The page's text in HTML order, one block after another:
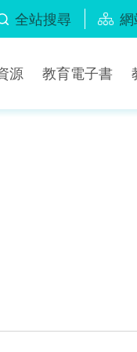
全站搜尋 網
源 教育電子書